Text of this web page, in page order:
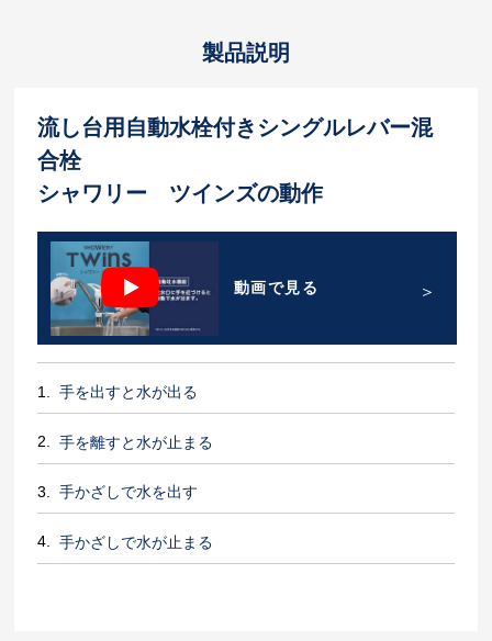
製品説明
流し台用自動水栓付き シングルレバー混
合栓
シャワリー ツインズの動作
動画で見る
手を出すと水が出る
手を離すと水が止まる
手かざしで水を出す
手かざしで水が止まる